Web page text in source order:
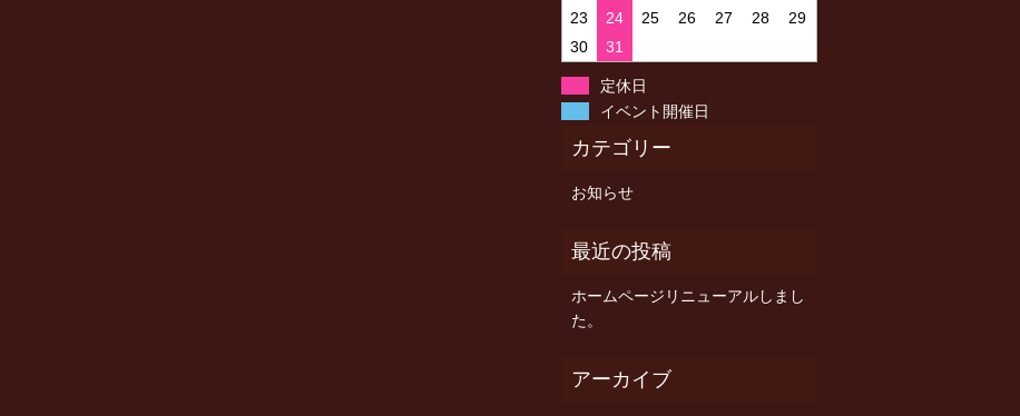
23
24 25 26 27 28
29
30
31
定休日
イベント開催日
お知らせ
ホームページリニューアルしまし
た。